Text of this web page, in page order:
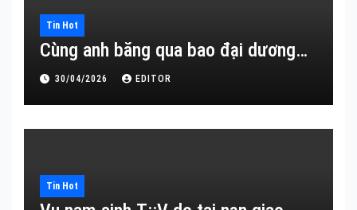
Tin Hot
Cùng anh băng qua bao đại dương…
30/04/2026 EDITOR
Tin Hot